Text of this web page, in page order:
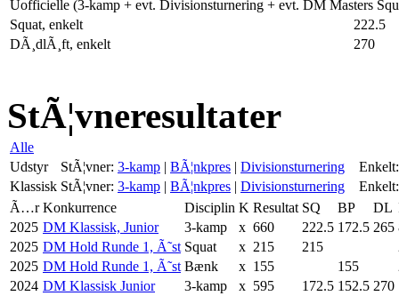
Uofficielle (3-kamp + evt. Divisionsturnering + evt. DM Masters
Squat, enkelt
222.5
DÃ¸dlÃ¸ft, enkelt
270
StÃ¦vneresultater
Alle
Udstyr
StÃ¦vner: 3-kamp | BÃ¦nkpres | Divisionsturnering
Enkelt:
Klassisk StÃ¦vner: 3-kamp | BÃ¦nkpres | Divisionsturnering
Enkelt:
Ã…r Konkurrence Disciplin K Resultat SQ BP DL
2025 DM Klassisk, Junior 3-kamp x 660 222.5 172.5 265
2025 DM Hold Runde 1, Ã˜st Squat x 215 215
2025 DM Hold Runde 1, Ã˜st Bænk x 155 155
2024 DM Klassisk Junior 3-kamp x 595 172.5 152.5 270